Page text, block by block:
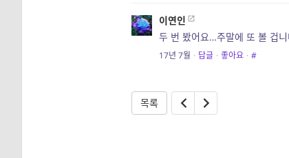
이연인
두 번 봤어요…주말에 또 볼 겁
17년 7월 · 답글 · 좋아요 · #
목록